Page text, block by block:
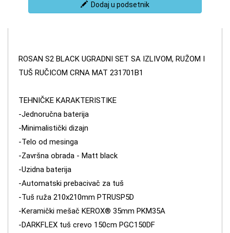
Dodaj u podsetnik
ROSAN S2 BLACK UGRADNI SET SA IZLIVOM, RUŽOM I
TUŠ RUČICOM CRNA MAT 231701B1
TEHNIČKE KARAKTERISTIKE
-Jednoručna baterija
-Minimalistički dizajn
-Telo od mesinga
-Završna obrada - Matt black
-Uzidna baterija
-Automatski prebacivač za tuš
-Tuš ruža 210x210mm PTRUSP5D
-Keramički mešač KEROX® 35mm PKM35A
-DARKFLEX tuš crevo 150cm PGC150DF